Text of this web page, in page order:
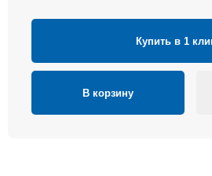
Купить в 1
В корзину